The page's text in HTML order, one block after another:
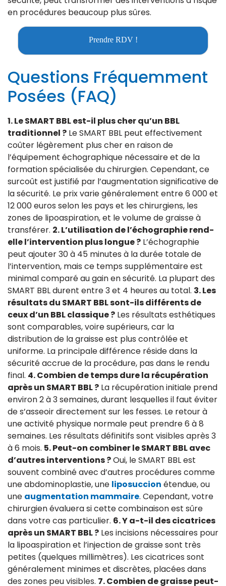
en procédures beaucoup plus sûres.
Prendre RDV !
Questions Fréquemment
Posées (FAQ)
1. Le SMART BBL est-il plus cher qu’un BBL
traditionnel ? Le SMART BBL peut effectivement
coûter légèrement plus cher en raison de
l’équipement échographique nécessaire et de la
formation spécialisée du chirurgien. Cependant, ce
surcoût est justifié par l’augmentation significative de
la sécurité. Le prix varie généralement entre 6 000 et
12 000 euros selon les pays et les chirurgiens, les
zones de lipoaspiration, et le volume de graisse à
transférer. 2. L’utilisation de l’échographie rend-
elle l’intervention plus longue ? L’échographie
peut ajouter 30 à 45 minutes à la durée totale de
l’intervention, mais ce temps supplémentaire est
minimal comparé au gain en sécurité. La plupart des
SMART BBL durent entre 3 et 4 heures au total. 3. Les
résultats du SMART BBL sont-ils différents de
ceux d’un BBL classique ? Les résultats esthétiques
sont comparables, voire supérieurs, car la
distribution de la graisse est plus contrôlée et
uniforme. La principale différence réside dans la
sécurité accrue de la procédure, pas dans le rendu
final. 4. Combien de temps dure la récupération
après un SMART BBL ? La récupération initiale prend
environ 2 à 3 semaines, durant lesquelles il faut éviter
de s’asseoir directement sur les fesses. Le retour à
une activité physique normale peut prendre 6 à 8
semaines. Les résultats définitifs sont visibles après 3
à 6 mois. 5. Peut-on combiner le SMART BBL avec
d’autres interventions ?Oui, le SMART BBL est
souvent combiné avec d’autres procédures comme
une abdominoplastie, une liposuccion étendue, ou
une augmentation mammaire. Cependant, votre
chirurgien évaluera si cette combinaison est sûre
dans votre cas particulier. 6. Y a-t-il des cicatrices
après un SMART BBL ? Les incisions nécessaires pour
la lipoaspiration et l’injection de graisse sont très
petites (quelques millimètres). Les cicatrices sont
généralement minimes et discrètes, placées dans
des zones peu visibles. 7. Combien de graisse peut-